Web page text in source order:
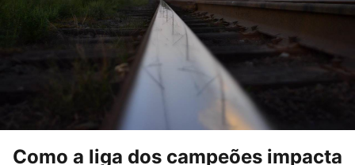
Como a liga dos campeões impacta